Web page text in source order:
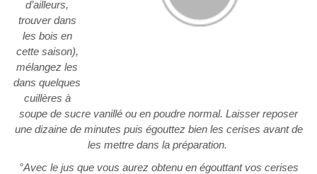
d’ailleurs,
trouver dans
les bois en
cette saison),
mélangez les
dans quelques
cuillères à
soupe de sucre vanillé ou en poudre normal. Laisser reposer
une dizaine de minutes puis égouttez bien les cerises avant de
les mettre dans la préparation.
°Avec le jus que vous aurez obtenu en égouttant vos cerises